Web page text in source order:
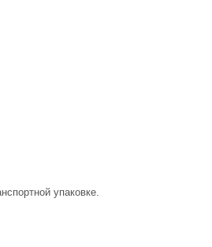
упаковке.